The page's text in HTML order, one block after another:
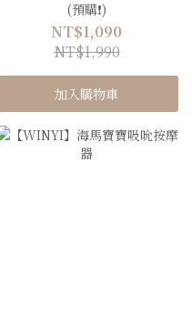
(預購❗️)
NT$1,090
NT$1,990
加入購物車